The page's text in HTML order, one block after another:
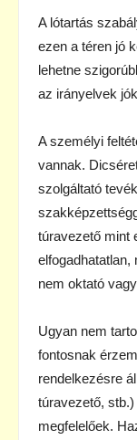
A lótartás
ezen a téren jó
lehetne
az irányelvek
A személyi
vannak.
szolgáltató
túravezető mint
elfogadhatatlan,
nem oktató
Ugyan nem
fontosnak
rendelkezésre
túravezető,
megfelelőek.